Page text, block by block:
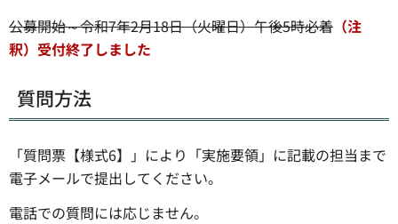
公募開始～令和7年2月18日（火曜日）午後5時必着 （注
釈）受付終了しました
質問方法
「質問票【様式6】」により「実施要領」に記載の担当まで
電子メールで提出してください。
電話での質問には応じません。